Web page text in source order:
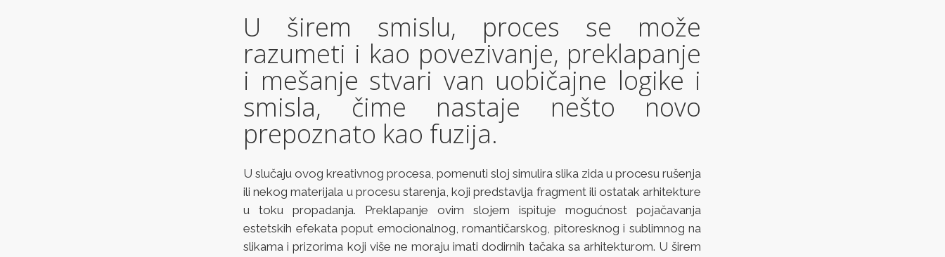
U širem smislu, proces se može
razumeti i kao povezivanje, preklapanje
i mešanje stvari van uobičajne logike i
smisla, čime nastaje nešto novo
prepoznato kao fuzija.
U slučaju ovog kreativnog procesa, pomenuti sloj simulira slika zida u procesu rušenja
ili nekog materijala u procesu starenja, koji predstavlja fragment ili ostatak arhitekture
u toku propadanja. Preklapanje ovim slojem ispituje mogućnost pojačavanja
estetskih efekata poput emocionalnog, romantičarskog, pitoresknog i sublimnog na
slikama i prizorima koji više ne moraju imati dodirnih tačaka sa arhitekturom. U širem